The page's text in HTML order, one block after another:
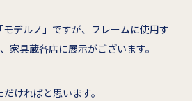
デルノ」ですが、フレームに使用す
家具蔵各店に展示がございます。
ければと思います。